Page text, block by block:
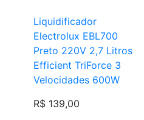
Liquidificador
Electrolux EBL700
Preto 220V 2,7 Litros
Efficient TriForce 3
Velocidades 600W
R$ 139,00